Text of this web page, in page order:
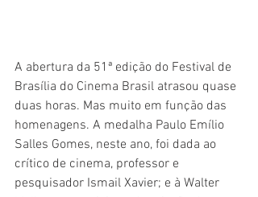
A abertura da 51ª edição do Festival de
Brasília do Cinema Brasil atrasou quase
duas horas. Mas muito em função das
homenagens. A medalha Paulo Emílio
Salles Gomes, neste ano, foi dada ao
crítico de cinema, professor e
pesquisador Ismail Xavier; e à Walter